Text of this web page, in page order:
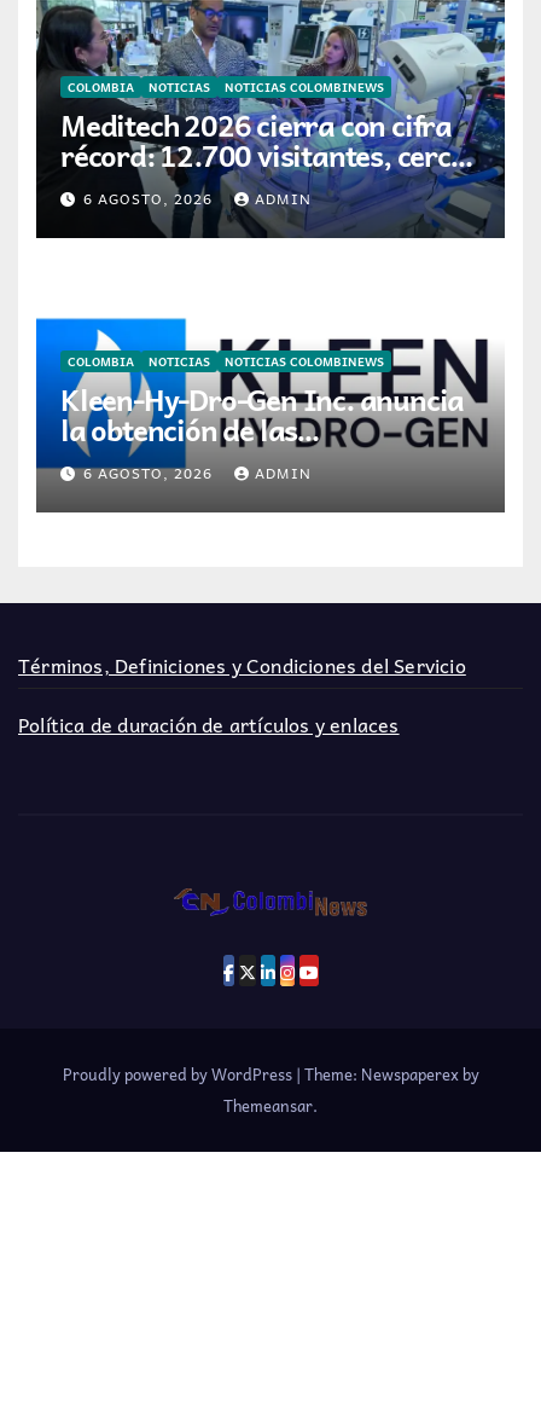
COLOMBIA NOTICIAS NOTICIAS COLOMBINEWS
Meditech 2026 cierra con cifra
récord: 12.700 visitantes, cerca
de 300 expositores y 16 países
participantes
6 AGOSTO, 2026 ADMIN
COLOMBIA NOTICIAS NOTICIAS COLOMBINEWS
Kleen-Hy-Dro-Gen Inc. anuncia
la obtención de las
certificaciones ISO 9001: 2015 y
TSSA
6 AGOSTO, 2026 ADMIN
Términos, Definiciones y Condiciones del Servicio
Política de duración de artículos y enlaces
Proudly powered by WordPress|Theme: Newspaperex by
Themeansar.